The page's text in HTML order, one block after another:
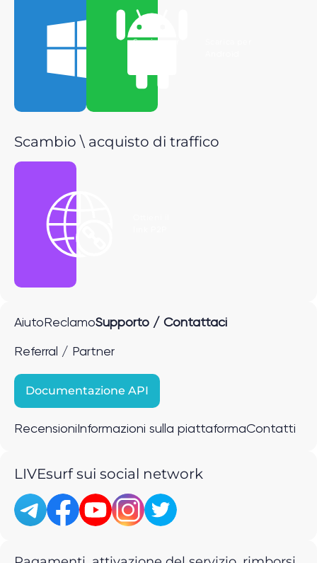
Scarica per
Scambio \ acquisto di traffico
Aiuto ReclamoSupporto / Contattaci
Referral / Partner
Documentazione API
Recensioni Informazioni sulla piattaformaContatti
LIVEsurf sui social network